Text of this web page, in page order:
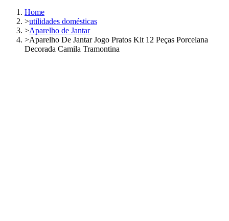
Home
>utilidades domésticas
>Aparelho de Jantar
>Aparelho De Jantar Jogo Pratos Kit 12 Peças Porcelana
Decorada Camila Tramontina